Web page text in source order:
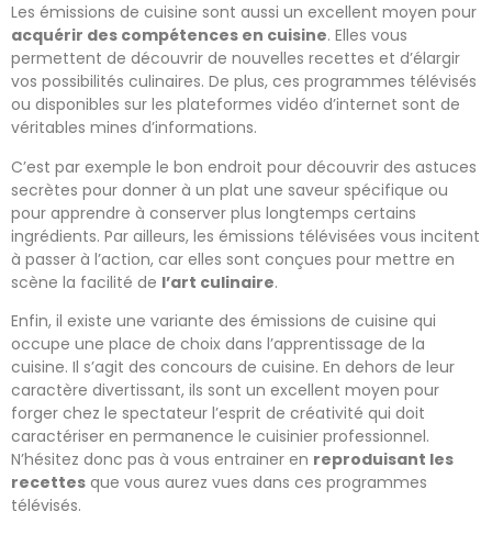
Les émissions de cuisine sont aussi un excellent moyen pour
acquérir des compétences en cuisine. Elles vous
permettent de découvrir de nouvelles recettes et d’élargir
vos possibilités culinaires. De plus, ces programmes télévisés
ou disponibles sur les plateformes vidéo d’internet sont de
véritables mines d’informations.
C’est par exemple le bon endroit pour découvrir des astuces
secrètes pour donner à un plat une saveur spécifique ou
pour apprendre à conserver plus longtemps certains
ingrédients. Par ailleurs, les émissions télévisées vous incitent
à passer à l’action, car elles sont conçues pour mettre en
scène la facilité de l’art culinaire.
Enfin, il existe une variante des émissions de cuisine qui
occupe une place de choix dans l’apprentissage de la
cuisine. Il s’agit des concours de cuisine. En dehors de leur
caractère divertissant, ils sont un excellent moyen pour
forger chez le spectateur l’esprit de créativité qui doit
caractériser en permanence le cuisinier professionnel.
N’hésitez donc pas à vous entrainer en reproduisant les
recettes que vous aurez vues dans ces programmes
télévisés.